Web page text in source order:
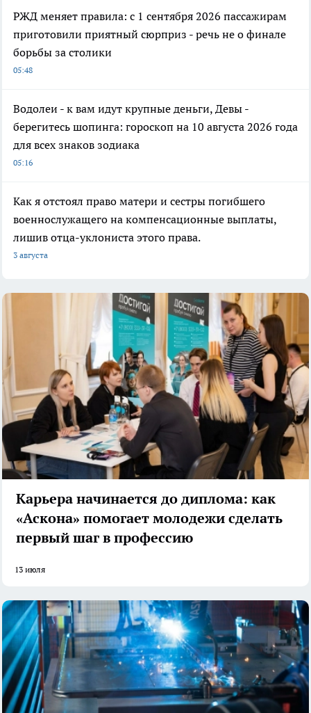
РЖД меняет правила: с 1 сентября 2026 пассажирам
приготовили приятный сюрприз - речь не о финале
борьбы за столики
05:48
Водолеи - к вам идут крупные деньги, Девы -
берегитесь шопинга: гороскоп на 10 августа 2026 года
для всех знаков зодиака
05:16
Как я отстоял право матери и сестры погибшего
военнослужащего на компенсационные выплаты,
лишив отца-уклониста этого права.
3 августа
Карьера начинается до диплома: как
«Аскона» помогает молодежи сделать
первый шаг в профессию
13 июля